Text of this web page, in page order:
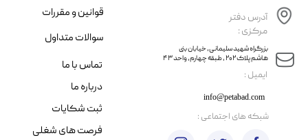
​ایمیل :
آدرس دفتر
مرکزی :
info@petabad.com
​​بزرگراه شهید سلیمانی، خیابان بنی
هاشم پلاک ۲۰۲ ، طبقه چهارم، واحد ۴۳
قوانین و مقررات
سوالات متداول
تماس با ما
درباره ما
ثبت شکایات
فرصت های شغلی
​شبکه های اجتماعی :